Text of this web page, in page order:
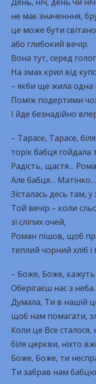
не має значенння,
це може бути
або глибокий вечір.
Вона тут, серед
На змах крил від
– якби ще жила одна
Поміж подертими
І йде безнадійно
– Тарасе, Тарасе,
торік бабця
Радість, щастя…
Але бабця…
Зісталась десь там,
Той вечір – коли
зі сліпих очей,
Роман пішов, щоб
теплий чорний хліб
– Боже, Боже,
Оберігаєш нас з
Думала, Ти в нашій
щоб нам помагати,
Коли це Все сталося,
біля церкви, ніхто
Боже, Боже, ти
Ти забрав нам бабцю